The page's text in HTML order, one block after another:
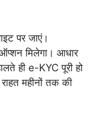
पर जाएं।
मिलेगा। आधार
ही e-KYC पूरी हो
महीनों तक की